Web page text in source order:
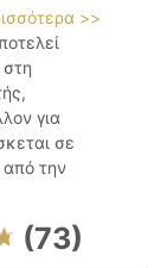
>>
στη
για
σε
από την
(73)